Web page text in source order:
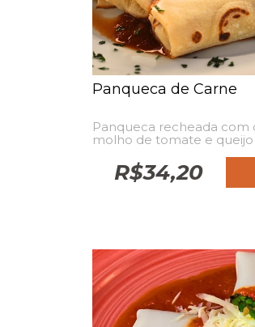
Panqueca de Carne
Panqueca recheada com
molho de tomate e
R$34,20